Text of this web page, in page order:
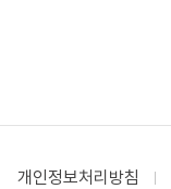
개인정보처리방침